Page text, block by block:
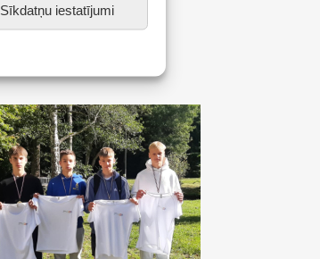
Sīkdatņu iestatījumi